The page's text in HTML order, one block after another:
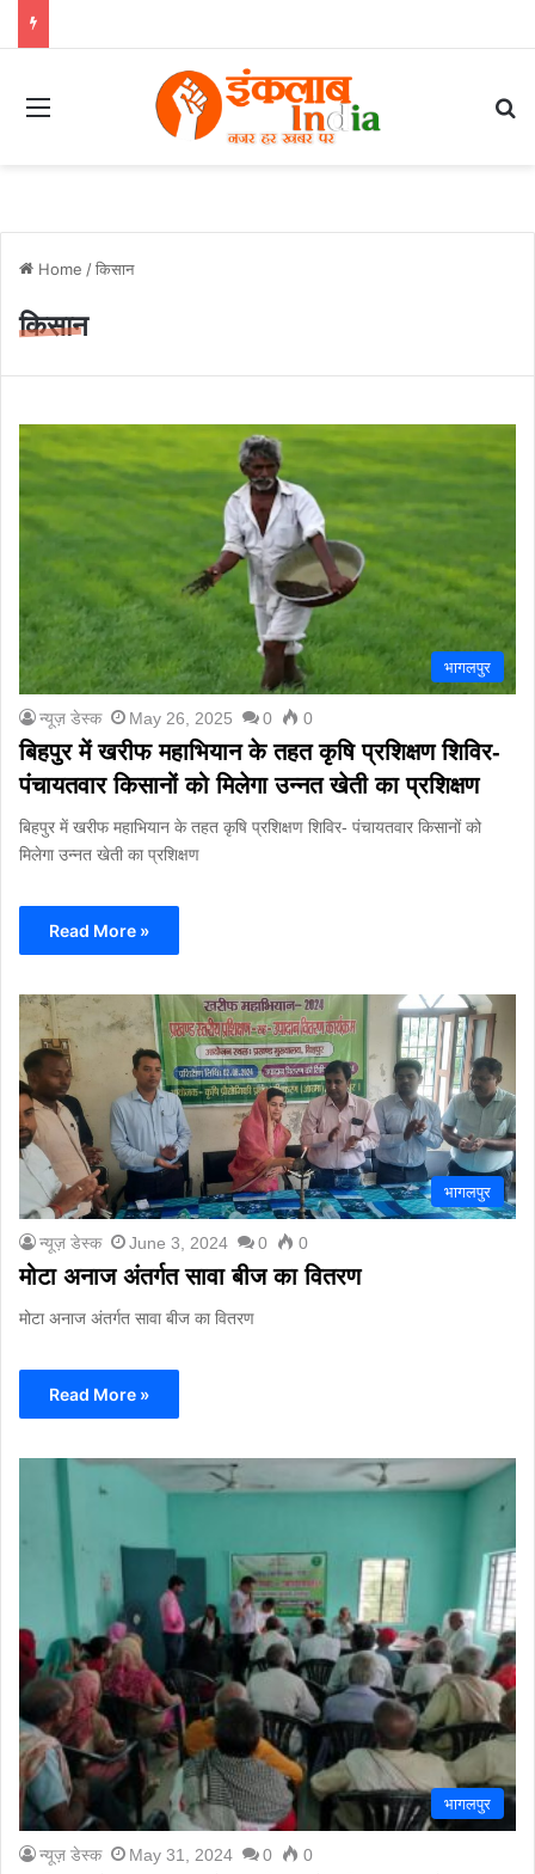
Menu
Home /किसान
किसान
भागलपुर
न्यूज़ डेस्क May 26, 2025 0 0
बिहपुर में खरीफ महाभियान के तहत कृषि प्रशिक्षण शिविर-
पंचायतवार किसानों को मिलेगा उन्नत खेती का प्रशिक्षण
बिहपुर में खरीफ महाभियान के तहत कृषि प्रशिक्षण शिविर- पंचायतवार किसानों को
मिलेगा उन्नत खेती का प्रशिक्षण
Read More »
भागलपुर
न्यूज़ डेस्क June 3, 2024 0 0
मोटा अनाज अंतर्गत सावा बीज का वितरण
मोटा अनाज अंतर्गत सावा बीज का वितरण
Read More »
भागलपुर
न्यूज़ डेस्क May 31, 2024 0 0